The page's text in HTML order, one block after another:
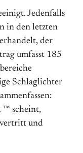
Jedenfalls
in den letzten
der
umfasst 185
Schlaglichter
™ scheint,
und